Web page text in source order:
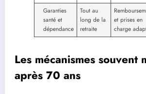
Garanties
santé et
dépendance
Tout au
long de la
retraite
et prises en
charge
Les mécanismes souvent
après 70 ans